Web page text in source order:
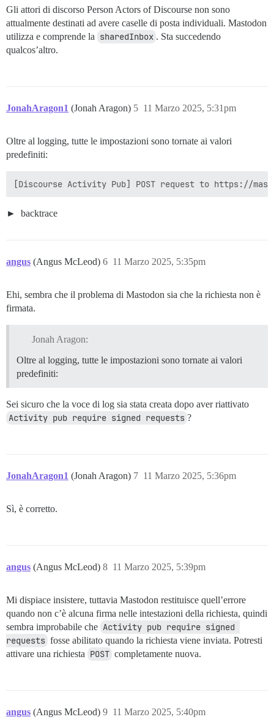
Gli attori di discorso Person Actors of Discourse non sono
attualmente destinati ad avere caselle di posta individuali. Mastodon
utilizza e comprende la sharedInbox . Sta succedendo
qualcos’altro.
JonahAragon1 (Jonah Aragon) 11 Marzo 2025, 5:31pm
5
Oltre al logging, tutte le impostazioni sono tornate ai valori
predefiniti:
backtrace
angus (Angus McLeod) 11 Marzo 2025, 5:35pm
6
Ehi, sembra che il problema di Mastodon sia che la richiesta non è
firmata.
Jonah Aragon:
Oltre al logging, tutte le impostazioni sono tornate ai valori
predefiniti:
Sei sicuro che la voce di log sia stata creata dopo aver riattivato
Activity pub require signed requests ?
JonahAragon1 (Jonah Aragon) 11 Marzo 2025, 5:36pm
7
Sì, è corretto.
angus (Angus McLeod) 11 Marzo 2025, 5:39pm
8
Mi dispiace insistere, tuttavia Mastodon restituisce quell’errore
quando non c’è alcuna firma nelle intestazioni della richiesta, quindi
sembra improbabile che Activity pub require signed
requests fosse abilitato quando la richiesta viene inviata. Potresti
attivare una richiesta POST completamente nuova.
angus (Angus McLeod) 11 Marzo 2025, 5:40pm
9